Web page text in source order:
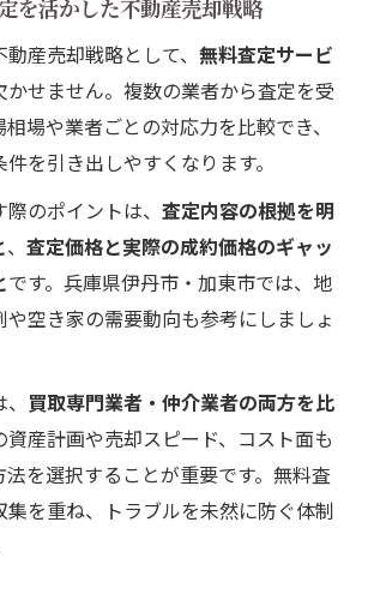
を活かした不動産売却戦略
産売却戦略として、 無料査定サービ
かせません。複数の業者から査定を受
場や業者ごとの対応力を比較でき、
を引き出しやすくなります。
のポイントは、 査定内容の根拠を明
、 査定価格と実際の成約価格のギャッ
です。兵庫県伊丹市・加東市では、地
空き家の需要動向も参考にしましょ
買取専門業者・仲介業者の両方を比
資産計画や売却スピード、コスト面も
を選択することが重要です。無料査
集を重ね、トラブルを未然に防ぐ体制